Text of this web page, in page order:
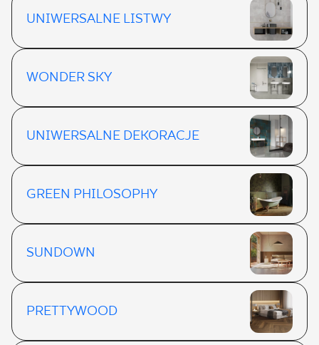
UNIWERSALNE LISTWY
WONDER SKY
UNIWERSALNE DEKORACJE
GREEN PHILOSOPHY
SUNDOWN
PRETTYWOOD